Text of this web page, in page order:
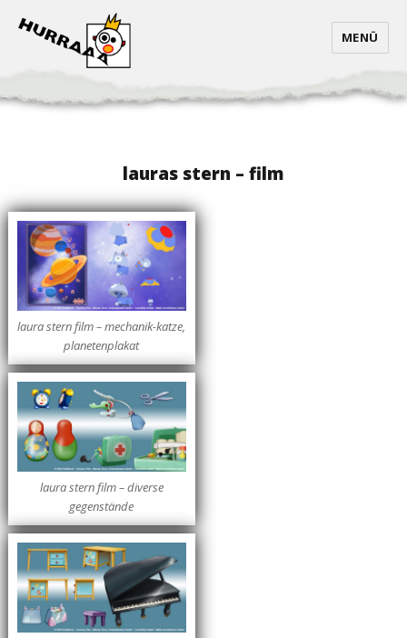
MENÜ
lauras stern – film
laura stern film – mechanik-katze,
planetenplakat
laura stern film – diverse
gegenstände